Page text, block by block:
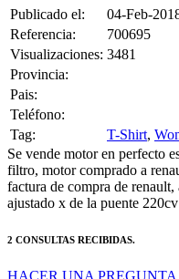
Referencia:
700695
Visualizaciones:
3481
Provincia:
Pais:
Teléfono:
Tag:
Se vende motor en perfecto
filtro, motor comprado a
factura de compra de
ajustado x de la puente
PEFLAHS el 07-Feb-2018